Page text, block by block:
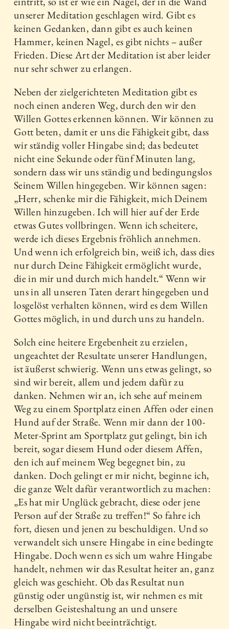
unserer Meditation geschlagen wird. Gibt es
keinen Gedanken, dann gibt es auch keinen
Hammer, keinen Nagel, es gibt nichts – außer
Frieden. Diese Art der Meditation ist aber leider
nur sehr schwer zu erlangen.
Neben der zielgerichteten Meditation gibt es
noch einen anderen Weg, durch den wir den
Willen Gottes erkennen können. Wir können zu
Gott beten, damit er uns die Fähigkeit gibt, dass
wir ständig voller Hingabe sind; das bedeutet
nicht eine Sekunde oder fünf Minuten lang,
sondern dass wir uns ständig und bedingungslos
Seinem Willen hingegeben. Wir können sagen:
„Herr, schenke mir die Fähigkeit, mich Deinem
Willen hinzugeben. Ich will hier auf der Erde
etwas Gutes vollbringen. Wenn ich scheitere,
werde ich dieses Ergebnis fröhlich annehmen.
Und wenn ich erfolgreich bin, weiß ich, dass dies
nur durch Deine Fähigkeit ermöglicht wurde,
die in mir und durch mich handelt.“ Wenn wir
uns in all unseren Taten derart hingegeben und
losgelöst verhalten können, wird es dem Willen
Gottes möglich, in und durch uns zu handeln.
Solch eine heitere Ergebenheit zu erzielen,
ungeachtet der Resultate unserer Handlungen,
ist äußerst schwierig. Wenn uns etwas gelingt, so
sind wir bereit, allem und jedem dafür zu
danken. Nehmen wir an, ich sehe auf meinem
Weg zu einem Sportplatz einen Affen oder einen
Hund auf der Straße. Wenn mir dann der 100-
Meter-Sprint am Sportplatz gut gelingt, bin ich
bereit, sogar diesem Hund oder diesem Affen,
den ich auf meinem Weg begegnet bin, zu
danken. Doch gelingt er mir nicht, beginne ich,
die ganze Welt dafür verantwortlich zu machen:
„Es hat mir Unglück gebracht, diese oder jene
Person auf der Straße zu treffen!“ So fahre ich
fort, diesen und jenen zu beschuldigen. Und so
verwandelt sich unsere Hingabe in eine bedingte
Hingabe. Doch wenn es sich um wahre Hingabe
handelt, nehmen wir das Resultat heiter an, ganz
gleich was geschieht. Ob das Resultat nun
günstig oder ungünstig ist, wir nehmen es mit
derselben Geisteshaltung an und unsere
Hingabe wird nicht beeinträchtigt.